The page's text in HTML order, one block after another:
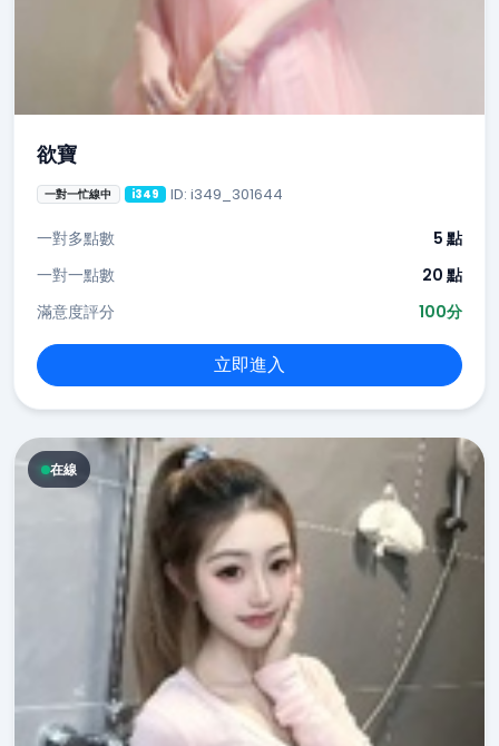
欲寶
一對一忙線中 i349 ID: i349_301644
一對多點數
5 點
一對一點數
20 點
滿意度評分
100分
立即進入
在線